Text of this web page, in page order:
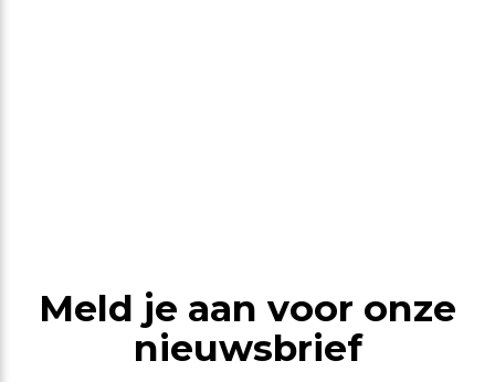
Meld je aan voor onze
nieuwsbrief